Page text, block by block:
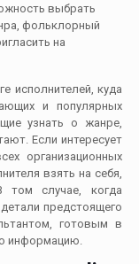
выбрать
фольклорный
на
исполнителей, куда
и популярных
узнать о жанре,
Если интересует
организационных
взять на себя,
том случае, когда
предстоящего
готовым в
информацию.